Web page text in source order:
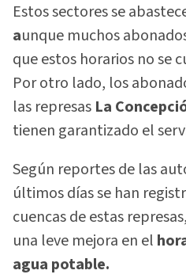
Estos sectores se
aunque muchos
que estos horarios no se
Por otro lado, los
las represas La
tienen garantizado el
Según reportes de las
últimos días se han
cuencas de estas
una leve mejora en el
agua potable.